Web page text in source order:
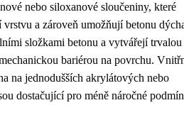
nebo siloxanové sloučeniny, které
a zároveň umožňují betonu
složkami betonu a vytvářejí trvalou
bariérou na povrchu.
na jednodušších akrylátových nebo
dostačující pro méně náročné